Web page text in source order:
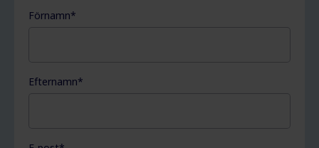
Förnamn*
Efternamn*